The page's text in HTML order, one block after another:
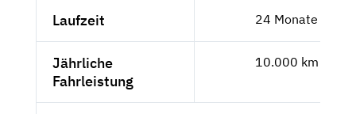
Laufzeit 24 Monate
Jährliche
Fahrleistung
10.000 km